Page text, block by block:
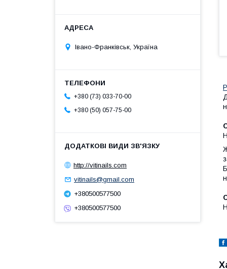
Івано-Франківськ, Україна
+380 (73) 033-70-00
+380 (50) 057-75-00
http://vitinails.com
vitinails@gmail.com
+380500577500
+380500577500